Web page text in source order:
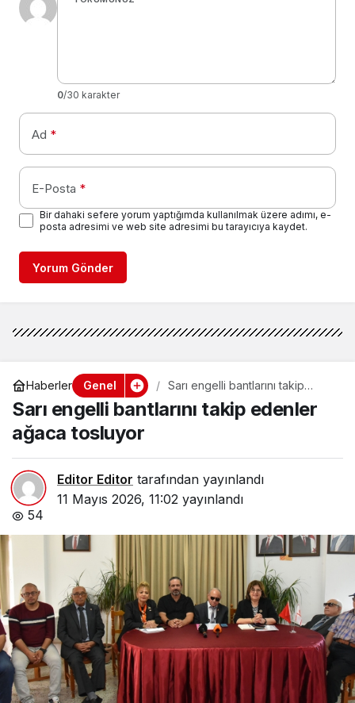
0/30 karakter
Ad *
E-Posta *
Bir dahaki sefere yorum yaptığımda kullanılmak üzere adımı, e-
posta adresimi ve web site adresimi bu tarayıcıya kaydet.
Yorum Gönder
Haberler Genel
Sarı engelli bantlarını takip
edenler ağaca tosluyor
Sarı engelli bantlarını takip edenler
ağaca tosluyor
Editor Editor tarafından yayınlandı
11 Mayıs 2026, 11:02 yayınlandı
54